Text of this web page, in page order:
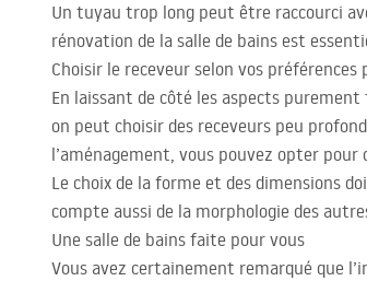
Un tuyau trop long peut être raccourci
rénovation de la salle de bains est
Choisir le receveur selon vos préférences
En laissant de côté les aspects
on peut choisir des receveurs peu
l’aménagement, vous pouvez opter
Le choix de la forme et des dimensions
compte aussi de la morphologie des
Une salle de bains faite pour vous
Vous avez certainement remarqué que